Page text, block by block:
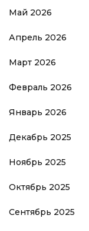
Май 2026
Апрель 2026
Март 2026
Февраль 2026
Январь 2026
Декабрь 2025
Ноябрь 2025
Октябрь 2025
Сентябрь 2025